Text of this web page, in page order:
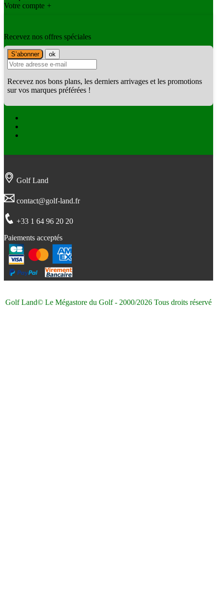
Votre compte +
Recevez nos offres spéciales
Recevez nos bons plans, les derniers arrivages et les promotions
sur vos marques préférées !
Golf Land
contact@golf-land.fr
+33 1 64 96 20 20
Paiements acceptés
Golf Land© Le Mégastore du Golf - 2000/2026 Tous droits réservé